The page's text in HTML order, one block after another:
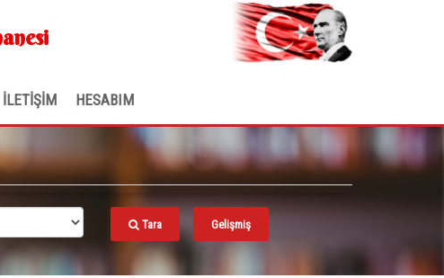
İLETİŞİM HESABIM
Tara Gelişmiş